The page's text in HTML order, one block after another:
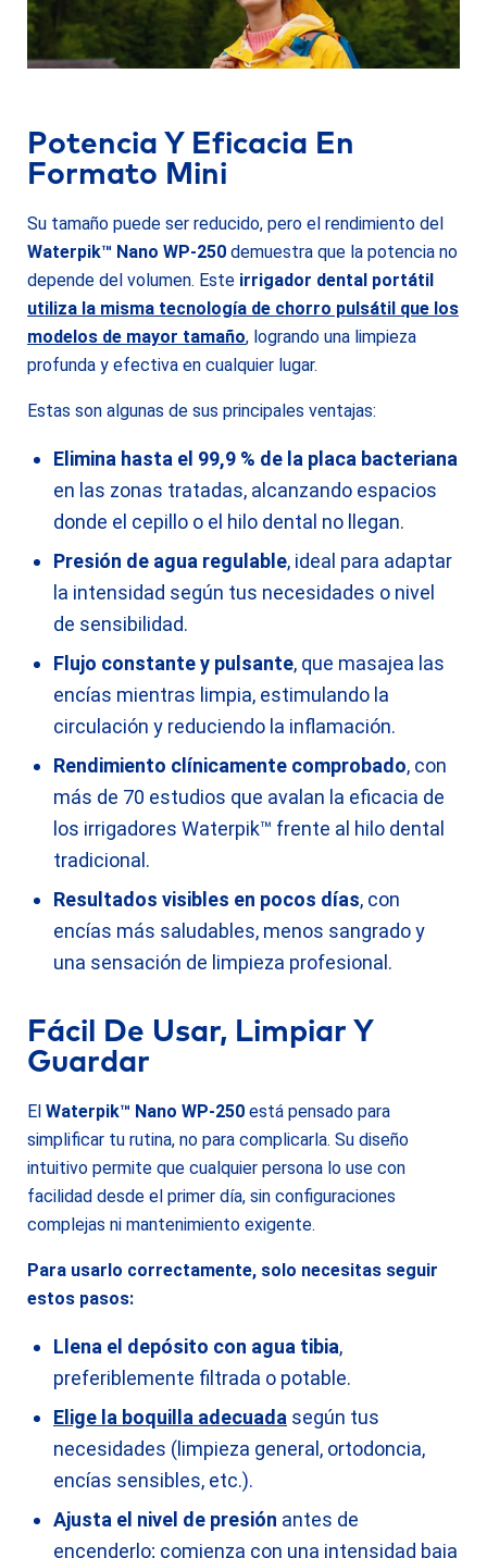
Potencia Y Eficacia En
Formato Mini
Su tamaño puede ser reducido, pero el rendimiento del
Waterpik™ Nano WP-250 demuestra que la potencia no
depende del volumen. Este irrigador dental portátil
utiliza la misma tecnología de chorro pulsátil que los
modelos de mayor tamaño, logrando una limpieza
profunda y efectiva en cualquier lugar.
Estas son algunas de sus principales ventajas:
Elimina hasta el 99,9 % de la placa bacteriana
en las zonas tratadas, alcanzando espacios
donde el cepillo o el hilo dental no llegan.
Presión de agua regulable, ideal para adaptar
la intensidad según tus necesidades o nivel
de sensibilidad.
Flujo constante y pulsante, que masajea las
encías mientras limpia, estimulando la
circulación y reduciendo la inflamación.
Rendimiento clínicamente comprobado, con
más de 70 estudios que avalan la eficacia de
los irrigadores Waterpik™ frente al hilo dental
tradicional.
Resultados visibles en pocos días, con
encías más saludables, menos sangrado y
una sensación de limpieza profesional.
Fácil De Usar, Limpiar Y
Guardar
El Waterpik™ Nano WP-250 está pensado para
simplificar tu rutina, no para complicarla. Su diseño
intuitivo permite que cualquier persona lo use con
facilidad desde el primer día, sin configuraciones
complejas ni mantenimiento exigente.
Para usarlo correctamente, solo necesitas seguir
estos pasos:
Llena el depósito con agua tibia,
preferiblemente filtrada o potable.
Elige la boquilla adecuada según tus
necesidades (limpieza general, ortodoncia,
encías sensibles, etc.).
Ajusta el nivel de presión antes de
encenderlo; comienza con una intensidad baja